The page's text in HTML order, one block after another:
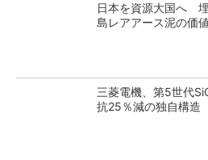
日本を資源大国へ
島レアアース泥の価値
三菱電機、第5世代
抗25％減の独自構造